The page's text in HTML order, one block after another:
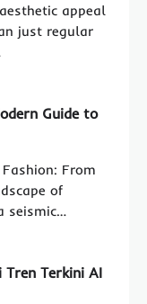
appeal
just regular
Guide to
From
of
seismic…
Tren Terkini AI